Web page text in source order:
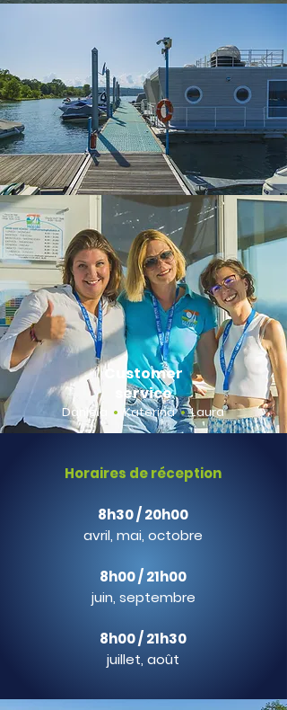
Customer
service
Daniela • Katerina•Laura
Horaires de réception
8h30 / 20h00
avril, mai, octobre
8h00 / 21h00
juin, septembre
8h00 / 21h30
juillet, août